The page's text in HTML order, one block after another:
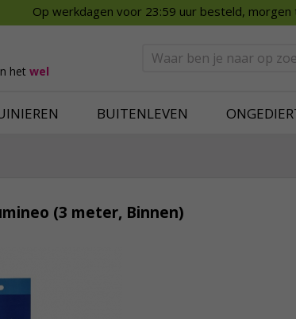
Op werkdagen voor 23:59 uur besteld, morgen
het wel
BUITENLEVEN
Smart Home
Deurbellen
(3 meter, Binnen)